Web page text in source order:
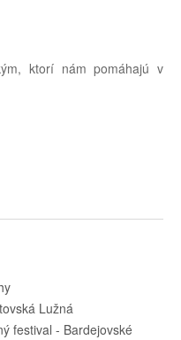
ktorí nám pomáhajú v
Lužná
festival - Bardejovské